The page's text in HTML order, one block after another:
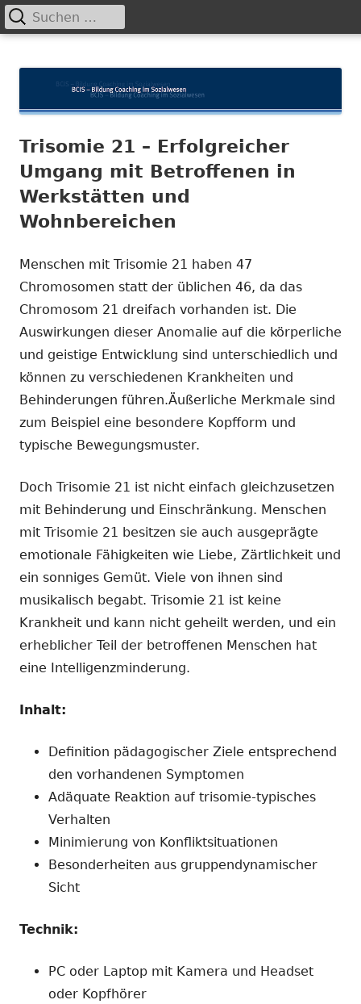
zum
Primäres
Suchen
nach:
Trisomie 21 – Erfolgreicher
Umgang mit Betroffenen in
Werkstätten und
Wohnbereichen
Menschen mit Trisomie 21 haben 47
Chromosomen statt der üblichen 46, da das
Chromosom 21 dreifach vorhanden ist. Die
Auswirkungen dieser Anomalie auf die körperliche
und geistige Entwicklung sind unterschiedlich und
können zu verschiedenen Krankheiten und
Behinderungen führen.Äußerliche Merkmale sind
zum Beispiel eine besondere Kopfform und
typische Bewegungsmuster.
Doch Trisomie 21 ist nicht einfach gleichzusetzen
mit Behinderung und Einschränkung. Menschen
mit Trisomie 21 besitzen sie auch ausgeprägte
emotionale Fähigkeiten wie Liebe, Zärtlichkeit und
ein sonniges Gemüt. Viele von ihnen sind
musikalisch begabt. Trisomie 21 ist keine
Krankheit und kann nicht geheilt werden, und ein
erheblicher Teil der betroffenen Menschen hat
eine Intelligenzminderung.
Inhalt:
Definition pädagogischer Ziele entsprechend
den vorhandenen Symptomen
Adäquate Reaktion auf trisomie-typisches
Verhalten
Minimierung von Konfliktsituationen
Besonderheiten aus gruppendynamischer
Sicht
Technik:
PC oder Laptop mit Kamera und Headset
oder Kopfhörer